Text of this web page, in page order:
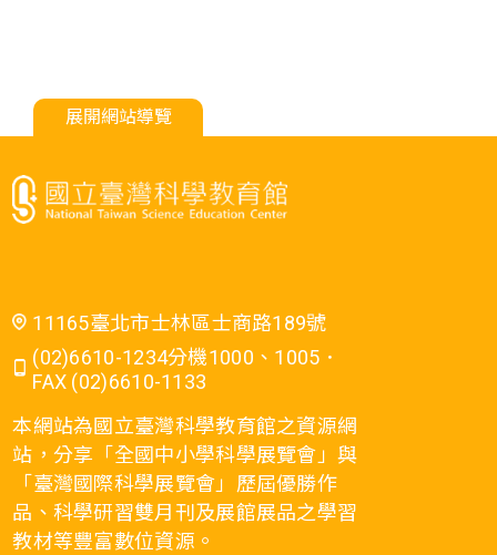
展開網站導覽
11165臺北市士林區士商路189號
(02)6610-1234分機1000、1005．
FAX (02)6610-1133
本網站為國立臺灣科學教育館之資源網
站，分享「全國中小學科學展覽會」與
「臺灣國際科學展覽會」歷屆優勝作
品、科學研習雙月刊及展館展品之學習
教材等豐富數位資源。